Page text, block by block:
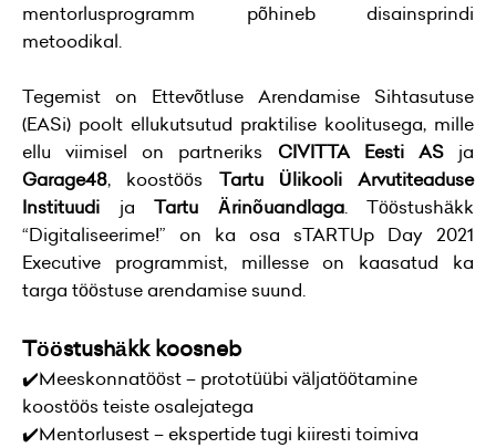
mentorlusprogramm põhineb disainsprindi
metoodikal.
Tegemist on Ettevõtluse Arendamise Sihtasutuse
(EASi) poolt ellukutsutud praktilise koolitusega, mille
ellu viimisel on partneriks CIVITTA Eesti ASja
Garage48, koostöös Tartu Ülikooli Arvutiteaduse
Instituudi ja Tartu Ärinõuandlaga. Tööstushäkk
“Digitaliseerime!” on ka osa sTARTUp Day 2021
Executive programmist, millesse on kaasatud ka
targa tööstuse arendamise suund.
Tööstushäkk koosneb
✔️Meeskonnatööst – prototüübi väljatöötamine
koostöös teiste osalejatega
✔️Mentorlusest – ekspertide tugi kiiresti toimiva